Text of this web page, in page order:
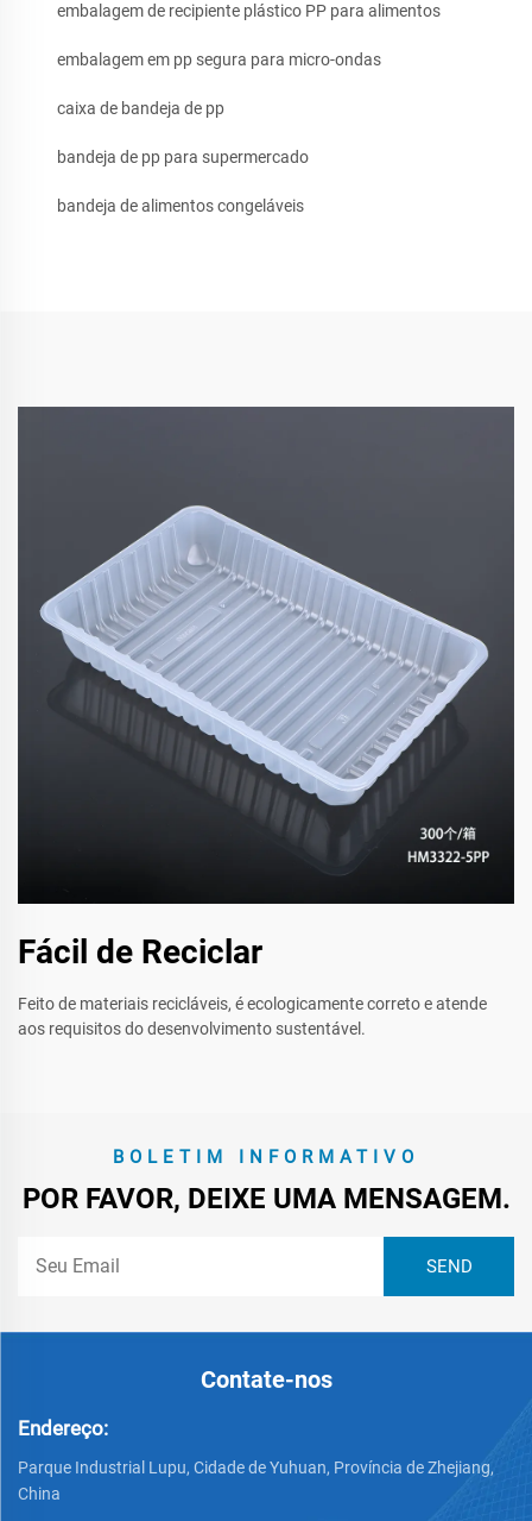
embalagem de recipiente plástico PP para alimentos
embalagem em pp segura para micro-ondas
caixa de bandeja de pp
bandeja de pp para supermercado
bandeja de alimentos congeláveis
Fácil de Reciclar
Feito de materiais recicláveis, é ecologicamente correto e atende
aos requisitos do desenvolvimento sustentável.
BOLETIM INFORMATIVO
POR FAVOR, DEIXE UMA MENSAGEM.
Contate-nos
Endereço:
Parque Industrial Lupu, Cidade de Yuhuan, Província de Zhejiang,
China